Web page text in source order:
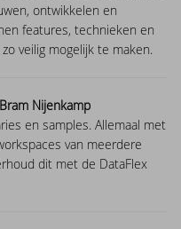
ontwikkelen en
features, technieken en
veilig mogelijk te maken.
Nijenkamp
en samples. Allemaal met
van meerdere
dit met de DataFlex
is released - download now!
update available for
2024 Release Candidate
testing - download now!